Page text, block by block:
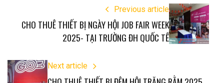
Previous article
CHO THUÊ THIẾT BỊ NGÀY HỘI JOB FAIR WEEK
2025- TẠI TRƯỜNG ĐH QUỐC TẾ
Next article